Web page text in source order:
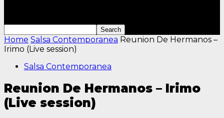
Home Salsa Contemporanea Reunion De Hermanos –
Irimo (Live session)
Salsa Contemporanea
Reunion De Hermanos – Irimo
(Live session)